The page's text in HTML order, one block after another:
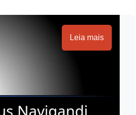
Leia mais